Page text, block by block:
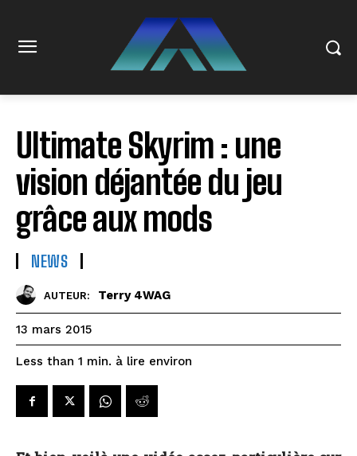
Ultimate Skyrim : une
vision déjantée du jeu
grâce aux mods
NEWS
AUTEUR: Terry 4WAG
13 mars 2015
Less than 1 min. à lire environ